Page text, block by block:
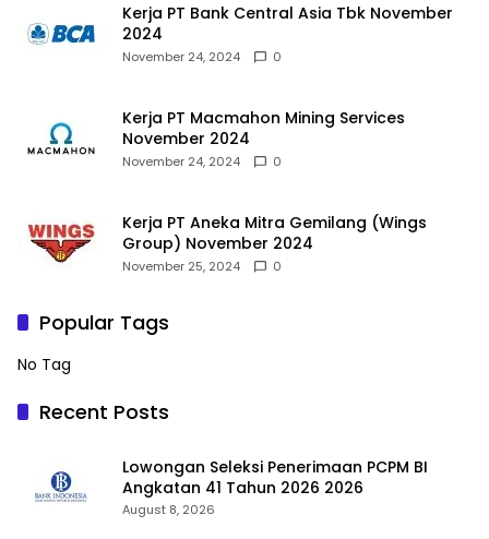
Kerja PT Bank Central Asia Tbk November
2024
November 24, 2024 0
Kerja PT Macmahon Mining Services
November 2024
November 24, 2024 0
Kerja PT Aneka Mitra Gemilang (Wings
Group) November 2024
November 25, 2024 0
Popular Tags
No Tag
Recent Posts
Lowongan Seleksi Penerimaan PCPM BI
Angkatan 41 Tahun 2026 2026
August 8, 2026